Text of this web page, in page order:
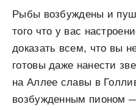
Рыбы возбуждены и
того что у вас
доказать всем, что вы
готовы даже нанести
на Аллее славы в
возбужденным пионом